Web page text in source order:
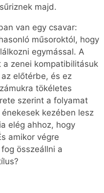
majd.
van egy csavar:
műsoroktól, hogy
egymással. A
zenei kompatibilitásuk
előtérbe, és ez
tökéletes
szerint a folyamat
kezében lesz
elég ahhoz, hogy
amikor végre
összeállni a